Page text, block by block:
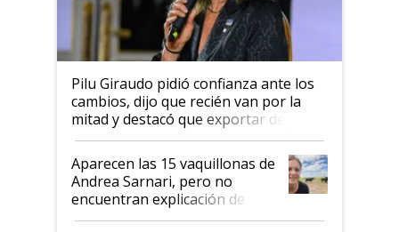
Pilu Giraudo pidió confianza ante los
cambios, dijo que recién van por la
mitad y destacó que exportar dejó de
ser "para unos pocos": "Tenemos un
mandato muy claro del gobierno
nacional"
Aparecen las 15 vaquillonas de
Andrea Sarnari, pero no
encuentran explicación de
cómo llegaron allí